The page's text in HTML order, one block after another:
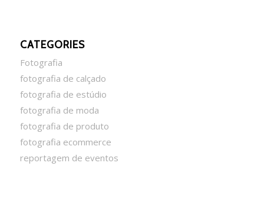
CATEGORIES
Fotografia
fotografia de calçado
fotografia de estúdio
fotografia de moda
fotografia de produto
fotografia ecommerce
reportagem de eventos